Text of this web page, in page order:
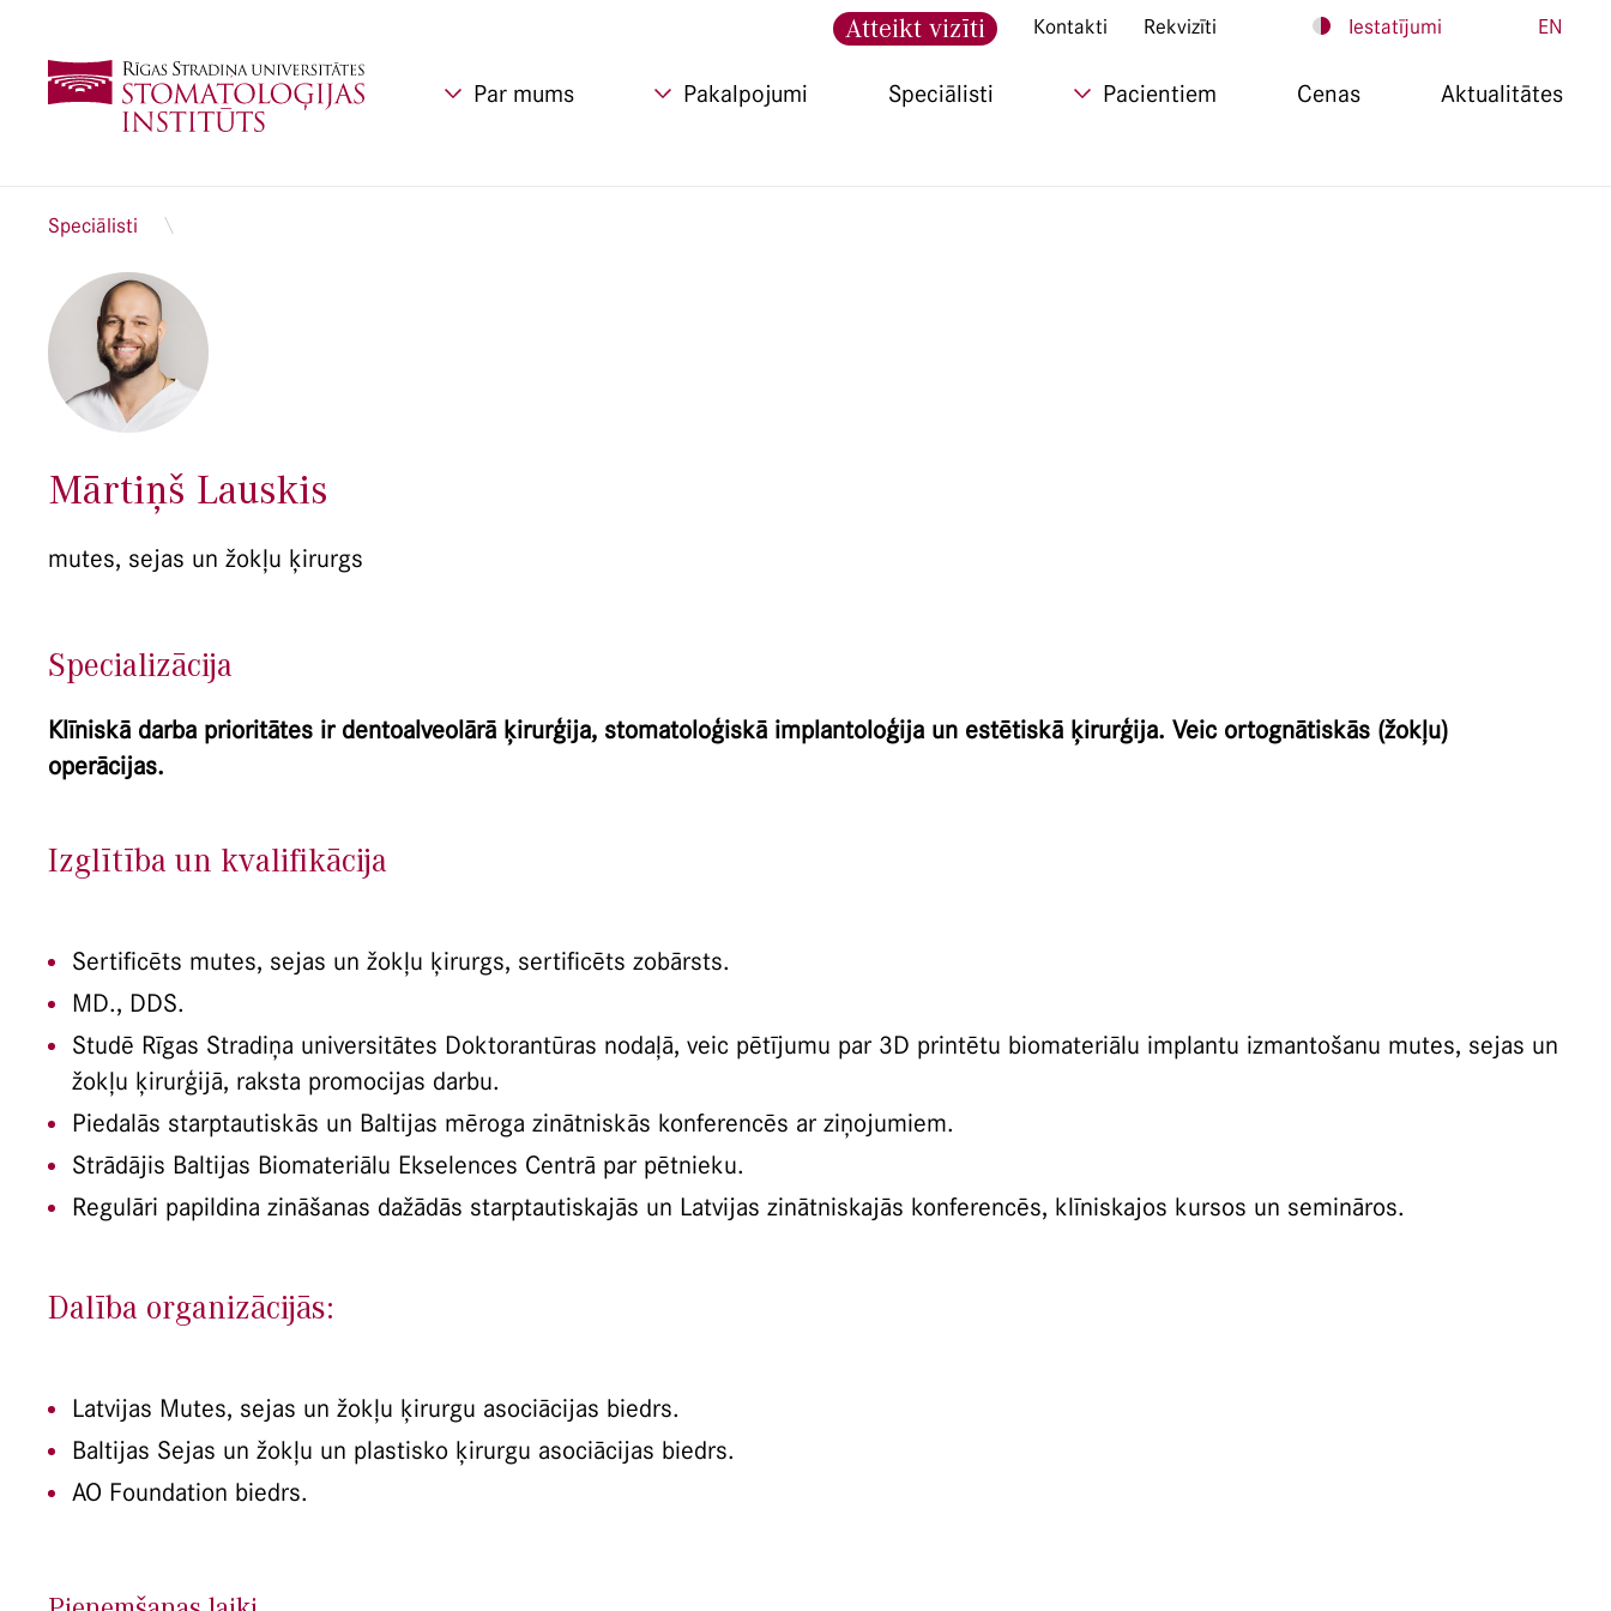
Atteikt vizīti Kontakti Rekvizīti Iestatījumi EN
Par mums Pakalpojumi Speciālisti Pacientiem Cenas Aktualitātes
Speciālisti
Mārtiņš Lauskis
mutes, sejas un žokļu ķirurgs
Specializācija
Klīniskā darba prioritātes ir dentoalveolārā ķirurģija, stomatoloģiskā implantoloģija un estētiskā ķirurģija. Veic ortognātiskās (žokļu)
operācijas.
Izglītība un kvalifikācija
Sertificēts mutes, sejas un žokļu ķirurgs, sertificēts zobārsts.
MD., DDS.
Studē Rīgas Stradiņa universitātes Doktorantūras nodaļā, veic pētījumu par 3D printētu biomateriālu implantu izmantošanu mutes, sejas un
žokļu ķirurģijā, raksta promocijas darbu.
Piedalās starptautiskās un Baltijas mēroga zinātniskās konferencēs ar ziņojumiem.
Strādājis Baltijas Biomateriālu Ekselences Centrā par pētnieku.
Regulāri papildina zināšanas dažādās starptautiskajās un Latvijas zinātniskajās konferencēs, klīniskajos kursos un semināros.
Dalība organizācijās:
Latvijas Mutes, sejas un žokļu ķirurgu asociācijas biedrs.
Baltijas Sejas un žokļu un plastisko ķirurgu asociācijas biedrs.
AO Foundation biedrs.